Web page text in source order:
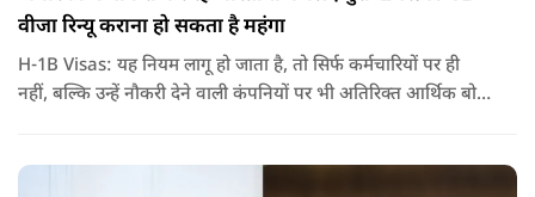
वीजा रिन्यू कराना हो सकता है महंगा
H-1B Visas: यह नियम लागू हो जाता है, तो सिर्फ कर्मचारियों पर ही
नहीं, बल्कि उन्हें नौकरी देने वाली कंपनियों पर भी अतिरिक्त आर्थिक बोझ
वीजा का समय-समय पर नवीनीकरण कराते हैं.